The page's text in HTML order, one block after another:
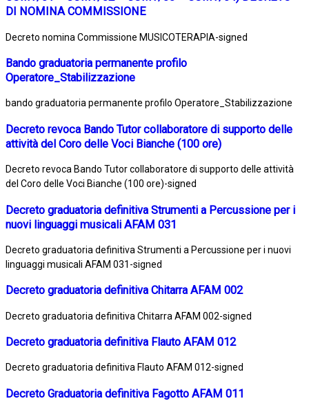
DI NOMINA COMMISSIONE
Decreto nomina Commissione MUSICOTERAPIA-signed
Bando graduatoria permanente profilo
Operatore_Stabilizzazione
bando graduatoria permanente profilo Operatore_Stabilizzazione
Decreto revoca Bando Tutor collaboratore di supporto delle
attività del Coro delle Voci Bianche (100 ore)
Decreto revoca Bando Tutor collaboratore di supporto delle attività
del Coro delle Voci Bianche (100 ore)-signed
Decreto graduatoria definitiva Strumenti a Percussione per i
nuovi linguaggi musicali AFAM 031
Decreto graduatoria definitiva Strumenti a Percussione per i nuovi
linguaggi musicali AFAM 031-signed
Decreto graduatoria definitiva Chitarra AFAM 002
Decreto graduatoria definitiva Chitarra AFAM 002-signed
Decreto graduatoria definitiva Flauto AFAM 012
Decreto graduatoria definitiva Flauto AFAM 012-signed
Decreto Graduatoria definitiva Fagotto AFAM 011